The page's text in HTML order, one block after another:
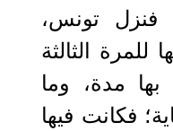
فنزل تونس،
للمرة الثالثة
فنزل بها مدة، وما
فكانت فيها